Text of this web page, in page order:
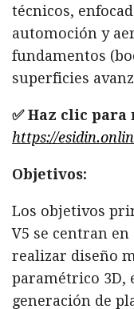
técnicos,
automoción y
fundamentos
superficies
✅ Haz clic
https://
Objetivos:
Los objetivos
V5 se centran
realizar diseño
paramétrico 3D,
generación de